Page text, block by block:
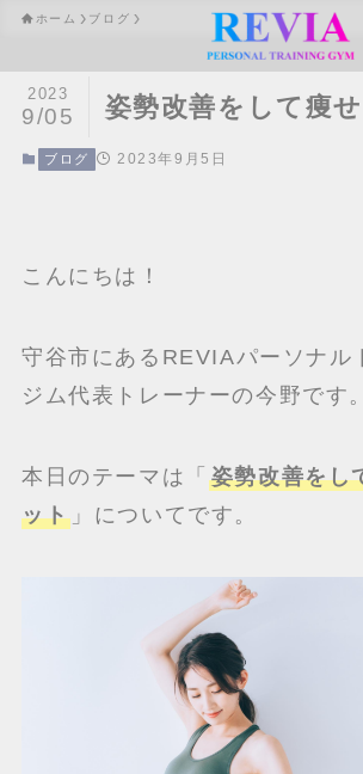
ホーム ブログ
姿勢改善をして痩
2023
9/05
ブログ 2023年9月5日
こんにちは！
守谷市にあるREVIAパーソナル
ジム代表トレーナーの今野です。
本日のテーマは「 姿勢改善をし
ット 」についてです。